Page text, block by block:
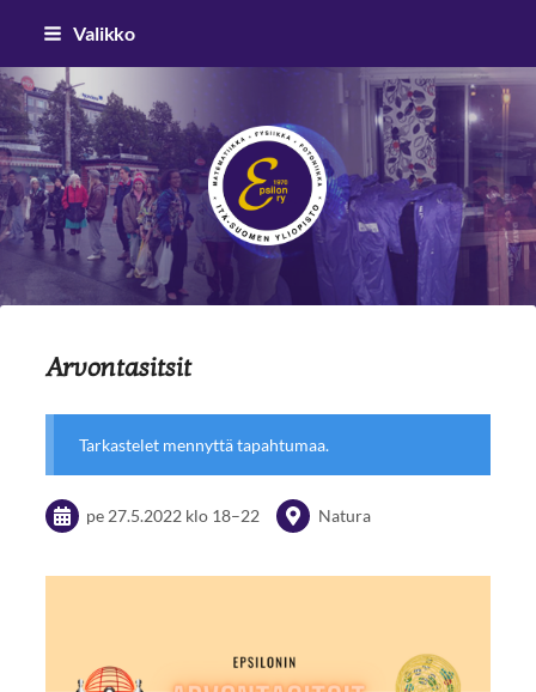
Siirry
sivun
sisältöön
Valikko
Epsilon ry
Arvontasitsit
Tarkastelet mennyttä tapahtumaa.
pe 27.5.2022 klo 18–22 Natura